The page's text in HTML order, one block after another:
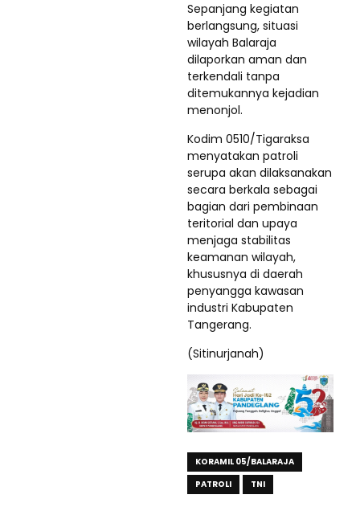
Sepanjang kegiatan
berlangsung, situasi
wilayah Balaraja
dilaporkan aman dan
terkendali tanpa
ditemukannya kejadian
menonjol.
Kodim 0510/Tigaraksa
menyatakan patroli
serupa akan dilaksanakan
secara berkala sebagai
bagian dari pembinaan
teritorial dan upaya
menjaga stabilitas
keamanan wilayah,
khususnya di daerah
penyangga kawasan
industri Kabupaten
Tangerang.
(Sitinurjanah)
KORAMIL 05/BALARAJA
PATROLI
TNI